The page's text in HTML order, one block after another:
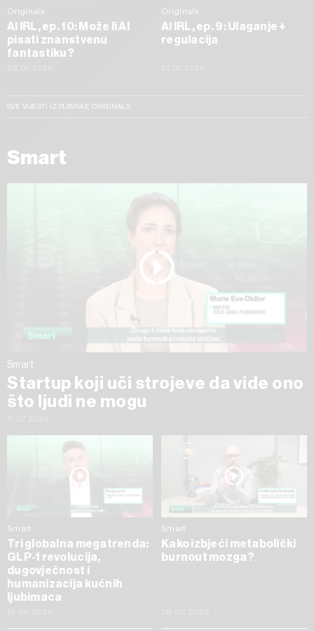
Originals
AI IRL, ep. 10: Može li AI
pisati znanstvenu
fantastiku?
Originals
AI IRL, ep. 9: Ulaganje +
regulacija
SVE VIJESTI IZ RUBRIKE ORIGINALS
Smart
Smart
Startup koji uči strojeve da vide ono
što ljudi ne mogu
Smart
Tri globalna megatrenda:
GLP-1 revolucija,
dugovječnost i
humanizacija kućnih
ljubimaca
Smart
Kako izbjeći metabolički
burnout mozga?